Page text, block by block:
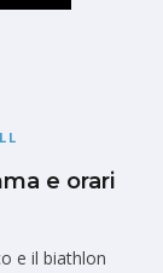
e orari
e il biathlon